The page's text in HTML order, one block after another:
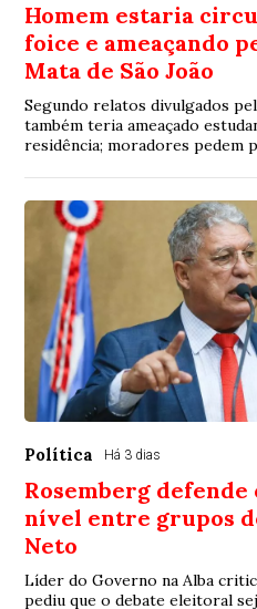
Homem estaria
foice e ameaçando
Mata de São João
Segundo relatos divulgados
também teria ameaçado
residência; moradores pedem
Política Há 3 dias
Rosemberg defende
nível entre grupos
Neto
Líder do Governo na Alba
pediu que o debate eleitoral